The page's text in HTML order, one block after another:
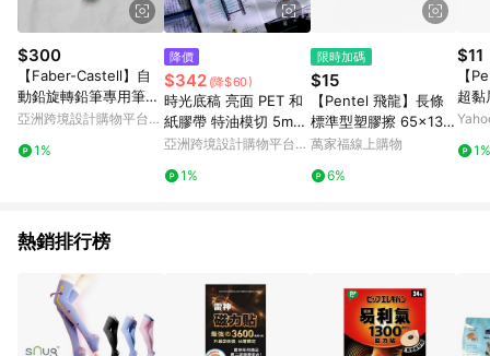
若同一用戶使用一個以上蝦皮帳號透過LINE購物進行導購，將可
能導致無法收到導購通知，亦可能無法收到點數，再請留意。 13.
請注意以下行為將可能導致無法取得 LINE POINTS 點數回饋資
格：使用非指定之途徑及方式完成交易，或經由蝦皮系統判斷點
擊路徑不符合回饋資格或規則者。 14. 若有贈點爭議，請務必於
訂單日期+60天以內進行洽詢確認；超過60天(含)以上進行申
訴，恕無法贈點回饋。需檢附蝦皮訂單完成、LINE購物訂單記
錄，如於LINE購物訂單紀錄已呈現：「非本次前往蝦皮商店之品
斷而無法進行 LINE Points 回饋 2.若購買過程中關閉蝦皮APP，
則需重新透過LINE購物前往蝦皮商城，否則無法進行LINE
POINTS 回饋。 3.如用戶先前往蝦皮商城將商品加入購物車，後
續透過LINE購物前往至蝦皮商城將購物車結清，此方案將不列入
LINE Points 回饋 4.自 2018/10/24 起購買蝦皮拍賣商品，不符
合贈點資格 5. 透過LINE購物購買蝦皮站上「蝦皮推廣服務」之商
$300
【Faber-Castell】自
動鉛旋轉鉛筆專用筆芯
B 1.4mm-6支裝-3入
亞洲跨境設計購物平台
1%
降價
$342 (降$60)
時光底稿 亮面 PET 和
紙膠帶 特油模切 5m
卷
亞洲跨境設計購物平台
1%
限時加碼
$15
【Pentel 飛龍】長條
標準型塑膠擦 65x13.6
x13.6mm /個 ZETH07
萬家福線上購物
6%
$11
【
超
1%
熱銷排行榜